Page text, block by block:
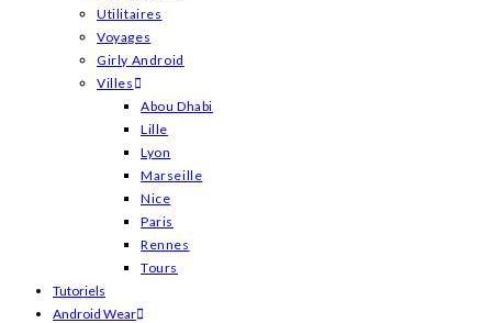
Utilitaires
Voyages
Girly Android
Villes
Abou Dhabi
Lille
Lyon
Marseille
Nice
Paris
Rennes
Tours
Tutoriels
Android Wear